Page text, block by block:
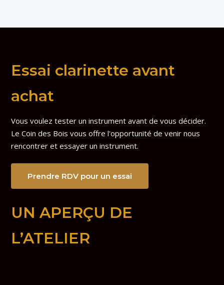
Essai clarinette avant
achat
Vous voulez tester un instrument avant de vous décider.
Le Coin des Bois vous offre l'opportunité de venir nous
rencontrer et essayer un instrument.
Prendre RDV pour un essai
UN APERÇU DE
L’ATELIER